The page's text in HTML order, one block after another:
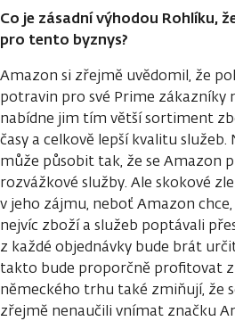
Co je zásadní výhodou Rohlíku,
pro tento byznys?
Amazon si zřejmě uvědomil, že
potravin pro své Prime zákazníky
nabídne jim tím větší sortiment
časy a celkově lepší kvalitu
může působit tak, že se Amazon
rozvážkové služby. Ale skokové
v jeho zájmu, neboť Amazon
nejvíc zboží a služeb poptávali
z každé objednávky bude brát
takto bude proporčně profitovat
německého trhu také zmiňují, že
zřejmě nenaučili vnímat značku